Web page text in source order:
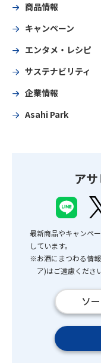
商品情報
キャンペーン
エンタメ・レシピ
サステナビリティ
企業情報
Asahi Park
ア
最新商品やキャンペ
しています。
※お酒にまつわる情
ア)はご遠慮ください
ソ